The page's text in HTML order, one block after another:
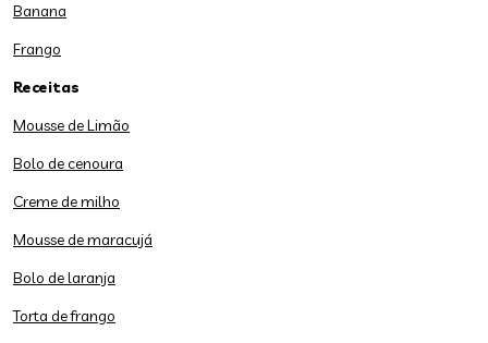
Banana
Frango
Receitas
Mousse de Limão
Bolo de cenoura
Creme de milho
Mousse de maracujá
Bolo de laranja
Torta de frango